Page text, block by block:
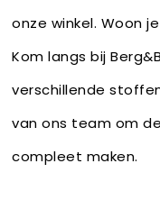
onze winkel. Woon
Kom langs bij
verschillende
van ons team om
compleet maken.